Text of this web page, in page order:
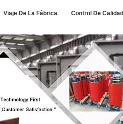
Viaje De La Fábrica Control De Calidad